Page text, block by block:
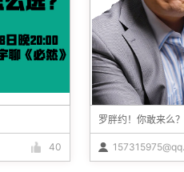
40
罗胖约！你敢来么？